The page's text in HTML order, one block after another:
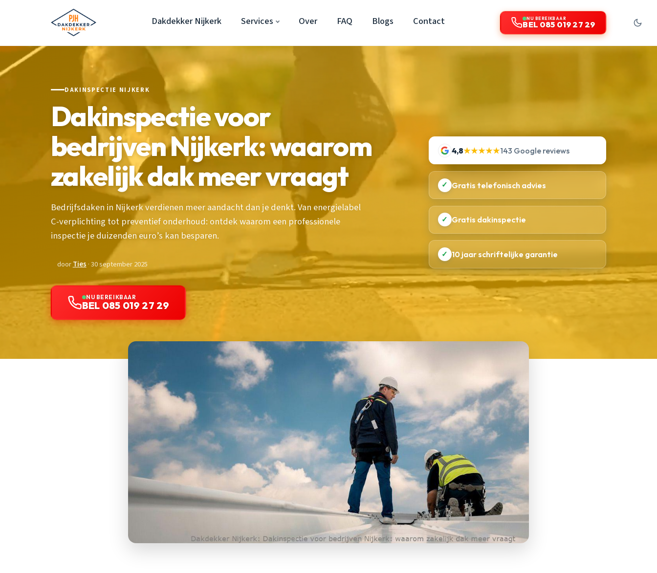
Dakdekker Nijkerk Services Over FAQ Blogs Contact NU BEREIKBAAR
BEL 085 019 27 29
DAKINSPECTIE NIJKERK
Dakinspectie voor
bedrijven Nijkerk: waarom
zakelijk dak meer vraagt
Bedrijfsdaken in Nijkerk verdienen meer aandacht dan je denkt. Van energielabel
C-verplichting tot preventief onderhoud: ontdek waarom een professionele
inspectie je duizenden euro’s kan besparen.
doorTies · 30 september 2025
NU BEREIKBAAR
BEL 085 019 27 29
4,8★★★★★143 Google reviews
✓ Gratis telefonisch advies
✓ Gratis dakinspectie
✓ 10 jaar schriftelijke garantie